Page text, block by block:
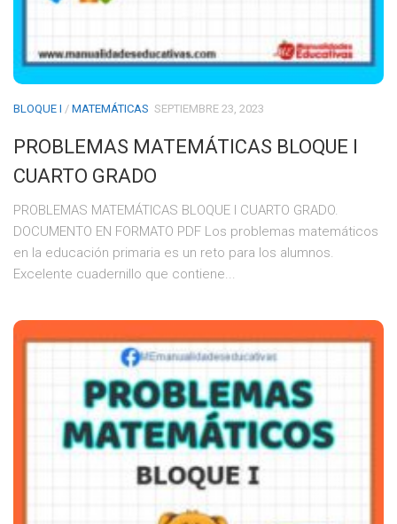
BLOQUE I / MATEMÁTICAS SEPTIEMBRE 23, 2023
PROBLEMAS MATEMÁTICAS BLOQUE I
CUARTO GRADO
PROBLEMAS MATEMÁTICAS BLOQUE I CUARTO GRADO.
DOCUMENTO EN FORMATO PDF Los problemas matemáticos
en la educación primaria es un reto para los alumnos.
Excelente cuadernillo que contiene...